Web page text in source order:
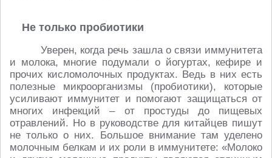
Не только пробиотики
Уверен, когда речь зашла о связи иммунитета
и молока, многие подумали о йогуртах, кефире и
прочих кисломолочных продуктах. Ведь в них есть
полезные микроорганизмы (пробиотики), которые
усиливают иммунитет и помогают защищаться от
многих инфекций – от простуды до пищевых
отравлений. Но в руководстве для китайцев пишут
не только о них. Большое внимание там уделено
молочным белкам и их роли в иммунитете: «Молоко